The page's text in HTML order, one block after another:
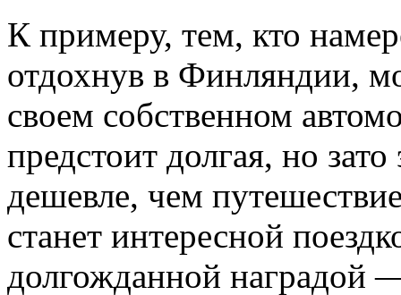
К примеру, тем, кто
отдохнув в Финляндии,
своем собственном
предстоит долгая, но
дешевле, чем
станет интересной
долгожданной наградой